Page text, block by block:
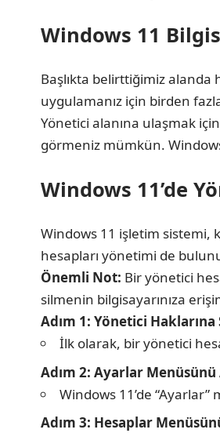
Windows 11
Başlıkta belirttiğimiz alanda
uygulamanız için birden
Yönetici alanına ulaşmak
görmeniz mümkün.
Windows 11’de
Windows 11 işletim sistemi,
hesapları yönetimi de
Önemli Not: Bir yönetici
silmenin bilgisayarınıza
Adım 1: Yönetici Haklarına
İlk olarak, bir yönetici
Adım 2: Ayarlar Menüsünü
Windows 11’de
Adım 3: Hesaplar